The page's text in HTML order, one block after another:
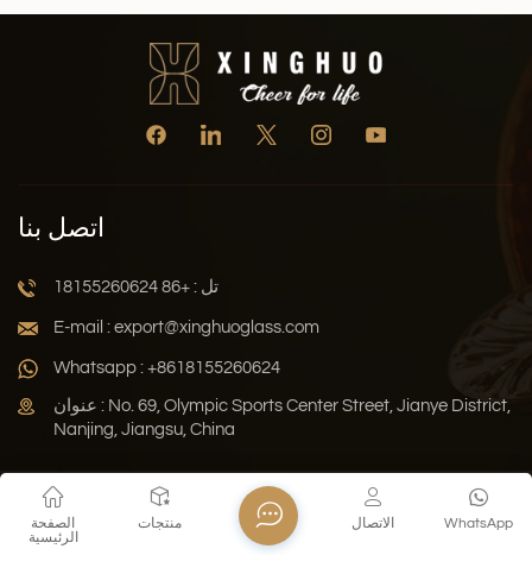
اتصل بنا
تل : +86 18155260624
E-mail : export@xinghuoglass.com
Whatsapp : +8618155260624
عنوان : No. 69, Olympic Sports Center Street, Jianye District,
Nanjing, Jiangsu, China
Xml سياسة الخصوصية المدونة
خريطة الموقع
حقوق النشر © 2026 Jiangsu Xinghuo Technology Co., Ltd. جميع
الصفحة
الرئيسية
منتجات WhatsApp الاتصال